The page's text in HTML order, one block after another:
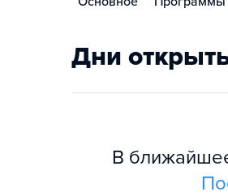
Дни
В